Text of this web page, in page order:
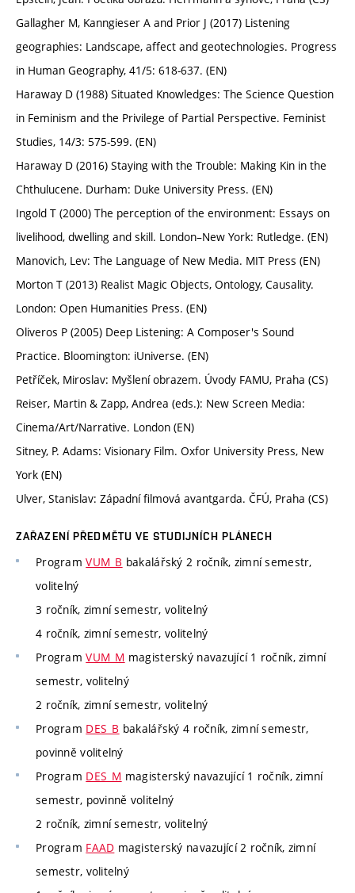
Gallagher M, Kanngieser A and Prior J (2017) Listening
geographies: Landscape, affect and geotechnologies. Progress
in Human Geography, 41/5: 618-637. (EN)
Haraway D (1988) Situated Knowledges: The Science Question
in Feminism and the Privilege of Partial Perspective. Feminist
Studies, 14/3: 575-599. (EN)
Haraway D (2016) Staying with the Trouble: Making Kin in the
Chthulucene. Durham: Duke University Press. (EN)
Ingold T (2000) The perception of the environment: Essays on
livelihood, dwelling and skill. London–New York: Rutledge. (EN)
Manovich, Lev: The Language of New Media. MIT Press (EN)
Morton T (2013) Realist Magic Objects, Ontology, Causality.
London: Open Humanities Press. (EN)
Oliveros P (2005) Deep Listening: A Composer's Sound
Practice. Bloomington: iUniverse. (EN)
Petříček, Miroslav: Myšlení obrazem. Úvody FAMU, Praha (CS)
Reiser, Martin & Zapp, Andrea (eds.): New Screen Media:
Cinema/Art/Narrative. London (EN)
Sitney, P. Adams: Visionary Film. Oxfor University Press, New
York (EN)
Ulver, Stanislav: Západní filmová avantgarda. ČFÚ, Praha (CS)
ZAŘAZENÍ PŘEDMĚTU VE STUDIJNÍCH PLÁNECH
ProgramVUM_B bakalářský 2 ročník, zimní semestr,
volitelný
3 ročník, zimní semestr, volitelný
4 ročník, zimní semestr, volitelný
ProgramVUM_M magisterský navazující 1 ročník, zimní
semestr, volitelný
2 ročník, zimní semestr, volitelný
Program DES_B bakalářský 4 ročník, zimní semestr,
povinně volitelný
Program DES_M magisterský navazující 1 ročník, zimní
semestr, povinně volitelný
2 ročník, zimní semestr, volitelný
Program FAAD magisterský navazující 2 ročník, zimní
semestr, volitelný